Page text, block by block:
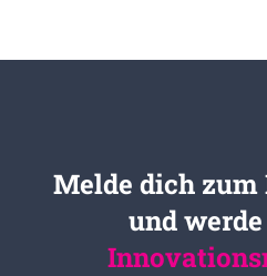
Melde dich
und